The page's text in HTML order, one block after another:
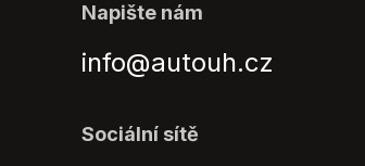
Napište nám
info@autouh.cz
Sociální sítě